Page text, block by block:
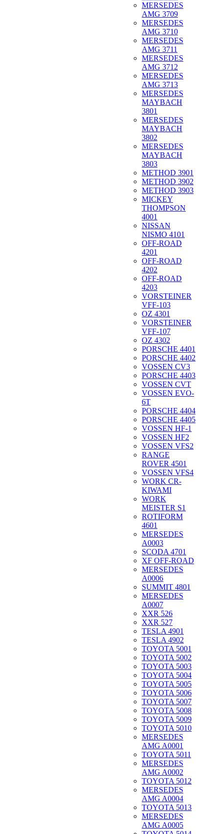
MERSEDES
AMG 3709
MERSEDES
AMG 3710
MERSEDES
AMG 3711
MERSEDES
AMG 3712
MERSEDES
AMG 3713
MERSEDES
MAYBACH
3801
MERSEDES
MAYBACH
3802
MERSEDES
MAYBACH
3803
METHOD 3901
METHOD 3902
METHOD 3903
MICKEY
THOMPSON
4001
NISSAN
NISMO 4101
OFF-ROAD
4201
OFF-ROAD
4202
OFF-ROAD
4203
VORSTEINER
VFF-103
OZ 4301
VORSTEINER
VFF-107
OZ 4302
PORSCHE 4401
PORSCHE 4402
VOSSEN CV3
PORSCHE 4403
VOSSEN CVT
VOSSEN EVO-
6T
PORSCHE 4404
PORSCHE 4405
VOSSEN HF-1
VOSSEN HF2
VOSSEN VFS2
RANGE
ROVER 4501
VOSSEN VFS4
WORK CR-
KIWAMI
WORK
MEISTER S1
ROTIFORM
4601
MERSEDES
A0003
SCODA 4701
XF OFF-ROAD
MERSEDES
A0006
SUMMIT 4801
MERSEDES
A0007
XXR 526
XXR 527
TESLA 4901
TESLA 4902
TOYOTA 5001
TOYOTA 5002
TOYOTA 5003
TOYOTA 5004
TOYOTA 5005
TOYOTA 5006
TOYOTA 5007
TOYOTA 5008
TOYOTA 5009
TOYOTA 5010
MERSEDES
AMG A0001
TOYOTA 5011
MERSEDES
AMG A0002
TOYOTA 5012
MERSEDES
AMG A0004
TOYOTA 5013
MERSEDES
AMG A0005